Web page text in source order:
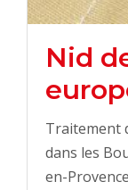
Nid
Traitement
dans les
en-